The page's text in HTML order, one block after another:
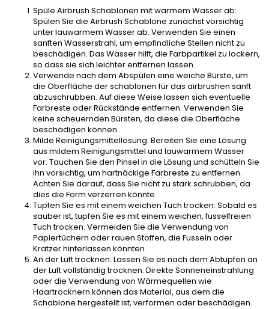
Spüle Airbrush Schablonen mit warmem Wasser ab:
Spülen Sie die Airbrush Schablone zunächst vorsichtig
unter lauwarmem Wasser ab. Verwenden Sie einen
sanften Wasserstrahl, um empfindliche Stellen nicht zu
beschädigen. Das Wasser hilft, die Farbpartikel zu lockern,
so dass sie sich leichter entfernen lassen.
Verwende nach dem Abspülen eine weiche Bürste, um
die Oberfläche der schablonen für das airbrushen sanft
abzuschrubben. Auf diese Weise lassen sich eventuelle
Farbreste oder Rückstände entfernen. Verwenden Sie
keine scheuernden Bürsten, da diese die Oberfläche
beschädigen können.
Milde Reinigungsmittellösung: Bereiten Sie eine Lösung
aus mildem Reinigungsmittel und lauwarmem Wasser
vor. Tauchen Sie den Pinsel in die Lösung und schütteln Sie
ihn vorsichtig, um hartnäckige Farbreste zu entfernen.
Achten Sie darauf, dass Sie nicht zu stark schrubben, da
dies die Form verzerren könnte.
Tupfen Sie es mit einem weichen Tuch trocken: Sobald es
sauber ist, tupfen Sie es mit einem weichen, fusselfreien
Tuch trocken. Vermeiden Sie die Verwendung von
Papiertüchern oder rauen Stoffen, die Fusseln oder
Kratzer hinterlassen könnten.
An der Luft trocknen: Lassen Sie es nach dem Abtupfen an
der Luft vollständig trocknen. Direkte Sonneneinstrahlung
oder die Verwendung von Wärmequellen wie
Haartrocknern können das Material, aus dem die
Schablone hergestellt ist, verformen oder beschädigen.